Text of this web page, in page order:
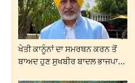
ਖੇਤੀ ਕਾਨੂੰਨਾਂ ਦਾ ਸਮਰਥਨ ਕਰਨ ਤੋਂ
ਬਾਅਦ ਹੁਣ ਸੁਖਬੀਰ ਬਾਦਲ ਭਾਜਪਾ...